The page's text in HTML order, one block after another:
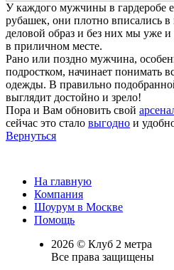
У каждого мужчины в гардеробе
рубашек, они плотно вписались
деловой образ и без них мы уже
в приличном месте.
Рано или поздно мужчина,
подростком, начинает понимать
одежды. В правильно
выглядит достойно и зрело!
Пора и Вам обновить свой
сейчас это стало выгодно и
Вернуться
На главную
Компания
Шоурум в Москве
Помощь
2026 © Клуб 2 метра
Все права защищены